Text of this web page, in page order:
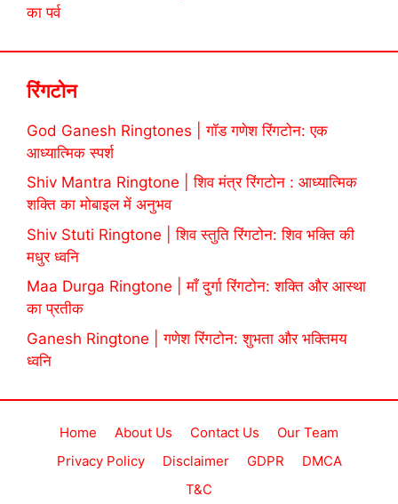
का पर्व
रिंगटोन
God Ganesh Ringtones | गॉड गणेश रिंगटोन: एक
आध्यात्मिक स्पर्श
Shiv Mantra Ringtone | शिव मंत्र रिंगटोन : आध्यात्मिक
शक्ति का मोबाइल में अनुभव
Shiv Stuti Ringtone | शिव स्तुति रिंगटोन: शिव भक्ति की
मधुर ध्वनि
Maa Durga Ringtone | माँ दुर्गा रिंगटोन: शक्ति और आस्था
का प्रतीक
Ganesh Ringtone | गणेश रिंगटोन: शुभता और भक्तिमय
ध्वनि
Home About Us Contact Us
Our Team
Privacy Policy
Disclaimer GDPR
DMCA
T&C